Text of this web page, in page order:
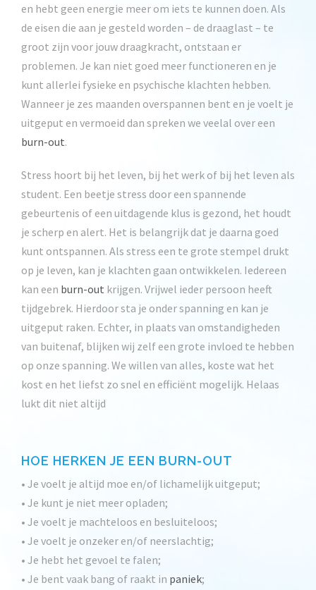
en hebt geen energie meer om iets te kunnen doen. Als
de eisen die aan je gesteld worden – de draaglast – te
groot zijn voor jouw draagkracht, ontstaan er
problemen. Je kan niet goed meer functioneren en je
kunt allerlei fysieke en psychische klachten hebben.
Wanneer je zes maanden overspannen bent en je voelt je
uitgeput en vermoeid dan spreken we veelal over een
burn-out.
Stress hoort bij het leven, bij het werk of bij het leven als
student. Een beetje stress door een spannende
gebeurtenis of een uitdagende klus is gezond, het houdt
je scherp en alert. Het is belangrijk dat je daarna goed
kunt ontspannen. Als stress een te grote stempel drukt
op je leven, kan je klachten gaan ontwikkelen. Iedereen
kan een burn-out krijgen. Vrijwel ieder persoon heeft
tijdgebrek. Hierdoor sta je onder spanning en kan je
uitgeput raken. Echter, in plaats van omstandigheden
van buitenaf, blijken wij zelf een grote invloed te hebben
op onze spanning. We willen van alles, koste wat het
kost en het liefst zo snel en efficiënt mogelijk. Helaas
lukt dit niet altijd
HOE HERKEN JE EEN BURN-OUT
• Je voelt je altijd moe en/of lichamelijk uitgeput;
• Je kunt je niet meer opladen;
• Je voelt je machteloos en besluiteloos;
• Je voelt je onzeker en/of neerslachtig;
• Je hebt het gevoel te falen;
• Je bent vaak bang of raakt in paniek;